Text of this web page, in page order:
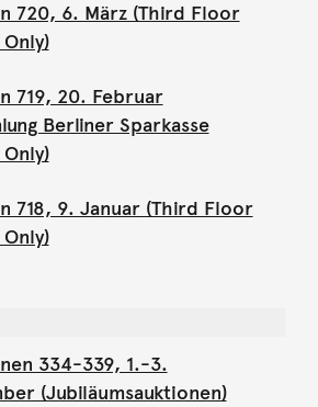
720, 6. März (Third Floor
719, 20. Februar
Berliner Sparkasse
718, 9. Januar (Third Floor
334-339, 1.-3.
(Jubiläumsauktionen)